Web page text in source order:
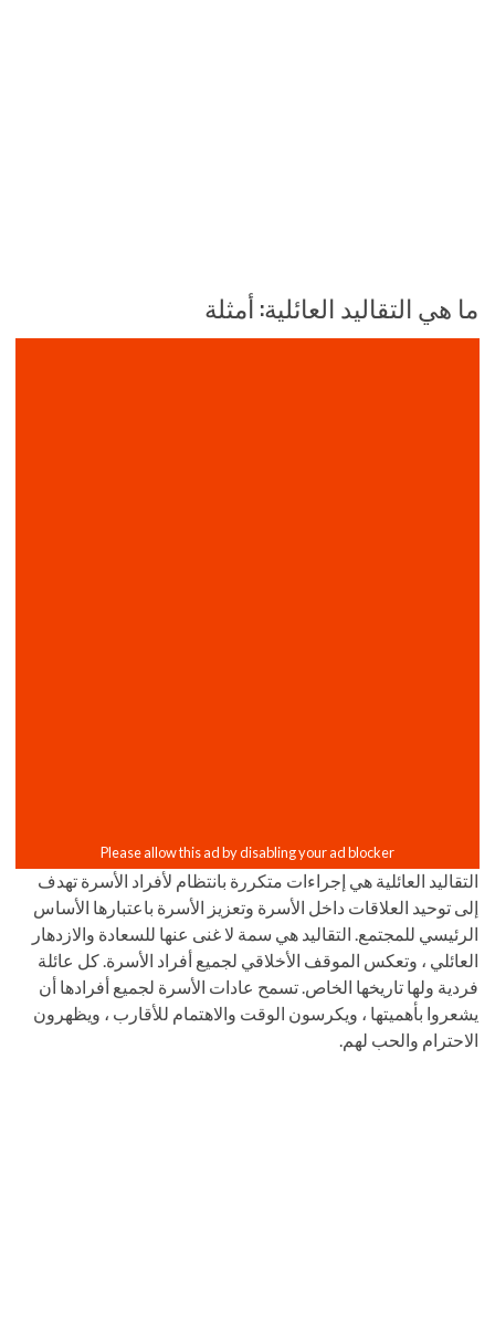
ما هي التقاليد العائلية: أمثلة
التقاليد العائلية هي إجراءات متكررة بانتظام لأفراد الأسرة تهدف
إلى توحيد العلاقات داخل الأسرة وتعزيز الأسرة باعتبارها الأساس
الرئيسي للمجتمع. التقاليد هي سمة لا غنى عنها للسعادة والازدهار
العائلي ، وتعكس الموقف الأخلاقي لجميع أفراد الأسرة. كل عائلة
فردية ولها تاريخها الخاص. تسمح عادات الأسرة لجميع أفرادها أن
يشعروا بأهميتها ، ويكرسون الوقت والاهتمام للأقارب ، ويظهرون
الاحترام والحب لهم.